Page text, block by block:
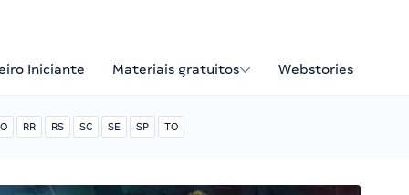
Iniciante Materiais gratuitos Webstories
RR RS SC SE SP TO